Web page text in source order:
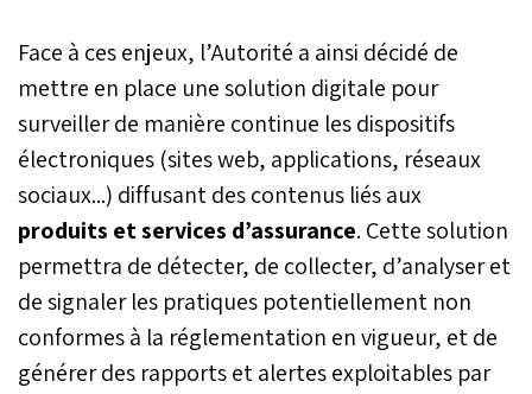
Face à ces enjeux, l’Autorité a ainsi décidé de
mettre en place une solution digitale pour
surveiller de manière continue les dispositifs
électroniques (sites web, applications, réseaux
sociaux...) diffusant des contenus liés aux
produits et services d’assurance. Cette solution
permettra de détecter, de collecter, d’analyser et
de signaler les pratiques potentiellement non
conformes à la réglementation en vigueur, et de
générer des rapports et alertes exploitables par